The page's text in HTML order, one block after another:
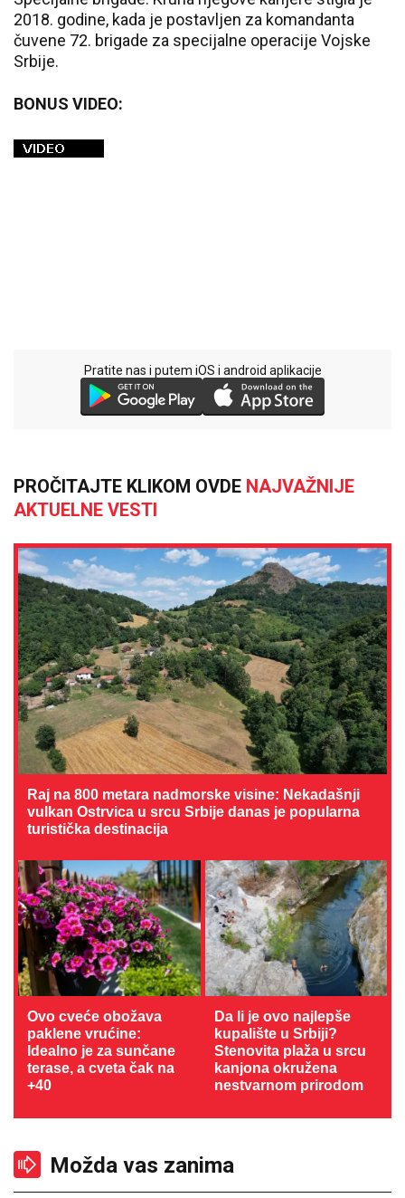
2018. godine, kada je postavljen za komandanta
čuvene 72. brigade za specijalne operacije Vojske
Srbije.
BONUS VIDEO:
Pratite nas i putem iOS i android aplikacije
PROČITAJTE KLIKOM OVDE NAJVAŽNIJE
AKTUELNE VESTI
Raj na 800 metara nadmorske visine: Nekadašnji
vulkan Ostrvica u srcu Srbije danas je popularna
turistička destinacija
Ovo cveće obožava
paklene vrućine:
Idealno je za sunčane
terase, a cveta čak na
+40
Da li je ovo najlepše
kupalište u Srbiji?
Stenovita plaža u srcu
kanjona okružena
nestvarnom prirodom
Možda vas zanima